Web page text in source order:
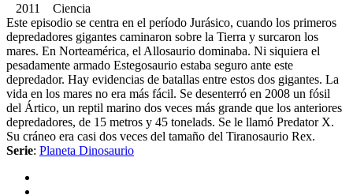
2011 Ciencia
Este episodio se centra en el período Jurásico, cuando los primeros
depredadores gigantes caminaron sobre la Tierra y surcaron los
mares. En Norteamérica, el Allosaurio dominaba. Ni siquiera el
pesadamente armado Estegosaurio estaba seguro ante este
depredador. Hay evidencias de batallas entre estos dos gigantes. La
vida en los mares no era más fácil. Se desenterró en 2008 un fósil
del Ártico, un reptil marino dos veces más grande que los anteriores
depredadores, de 15 metros y 45 tonelads. Se le llamó Predator X.
Su cráneo era casi dos veces del tamaño del Tiranosaurio Rex.
Serie: Planeta Dinosaurio